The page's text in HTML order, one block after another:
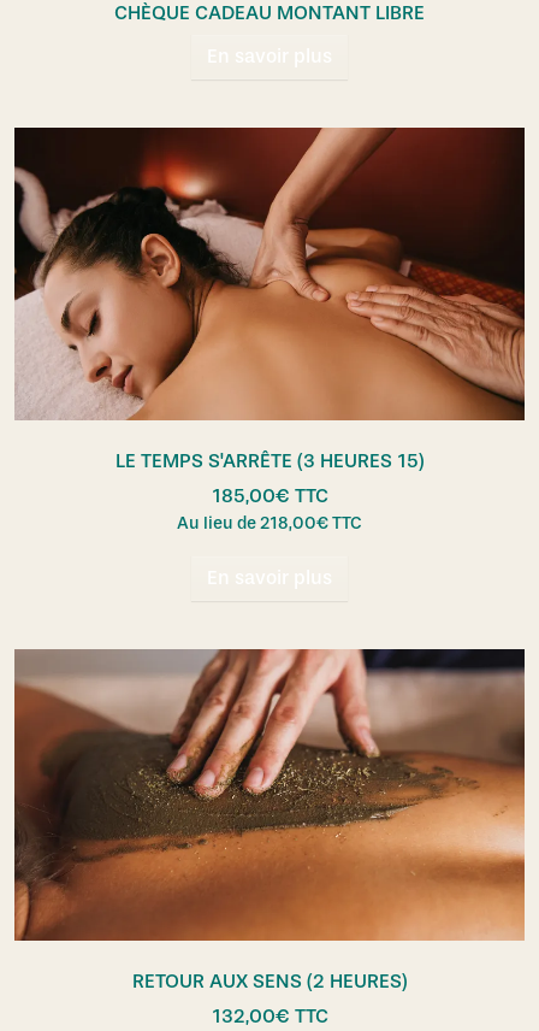
CHÈQUE CADEAU MONTANT LIBRE
En savoir plus
LE TEMPS S'ARRÊTE (3 HEURES 15)
185,00€ TTC
Au lieu de218,00€TTC
En savoir plus
RETOUR AUX SENS (2 HEURES)
132,00€ TTC